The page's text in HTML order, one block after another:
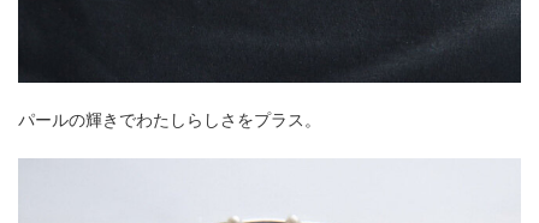
パールの輝きでわたしらしさをプラス。